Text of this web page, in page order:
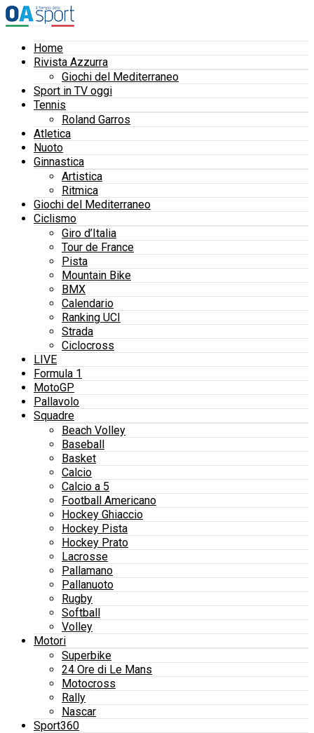
Home
Rivista Azzurra
Giochi del Mediterraneo
Sport in TV oggi
Tennis
Roland Garros
Atletica
Nuoto
Ginnastica
Artistica
Ritmica
Giochi del Mediterraneo
Ciclismo
Giro d’Italia
Tour de France
Pista
Mountain Bike
BMX
Calendario
Ranking UCI
Strada
Ciclocross
LIVE
Formula 1
MotoGP
Pallavolo
Squadre
Beach Volley
Baseball
Basket
Calcio
Calcio a 5
Football Americano
Hockey Ghiaccio
Hockey Pista
Hockey Prato
Lacrosse
Pallamano
Pallanuoto
Rugby
Softball
Volley
Motori
Superbike
24 Ore di Le Mans
Motocross
Rally
Nascar
Sport360